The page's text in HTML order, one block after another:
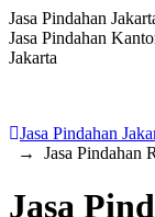
Jasa Pindahan
Jasa Pindahan
Jakarta
Jasa Pindahan
→ Jasa Pindahan
Jasa